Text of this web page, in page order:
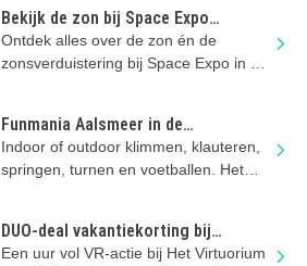
Bekijk de zon bij Space Expo
Noordwijk!
Ontdek alles over de zon én de
zonsverduistering bij Space Expo in de
Funmania Aalsmeer in de
zomervakantie
Indoor of outdoor klimmen, klauteren,
springen, turnen en voetballen. Het
DUO-deal vakantiekorting bij
Virtuorium
Een uur vol VR-actie bij Het Virtuorium